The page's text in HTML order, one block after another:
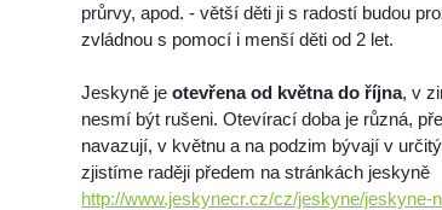
průrvy, apod. - větší děti ji s radostí budou
zvládnou s pomocí i menší děti od 2 let.
Jeskyně jeotevřena od května do října, v
nesmí být rušeni. Otevírací doba je různá,
navazují, v květnu a na podzim bývají v
zjistíme raději předem na stránkách jeskyně
http://www.jeskynecr.cz/cz/jeskyne/jeskyne-